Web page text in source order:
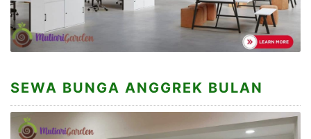
SEWA BUNGA ANGGREK BULAN